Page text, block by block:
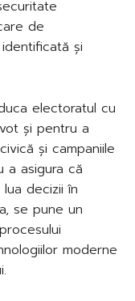
de
și
electoratul cu
și pentru a
și campaniile
a asigura că
decizii în
se pune un
moderne